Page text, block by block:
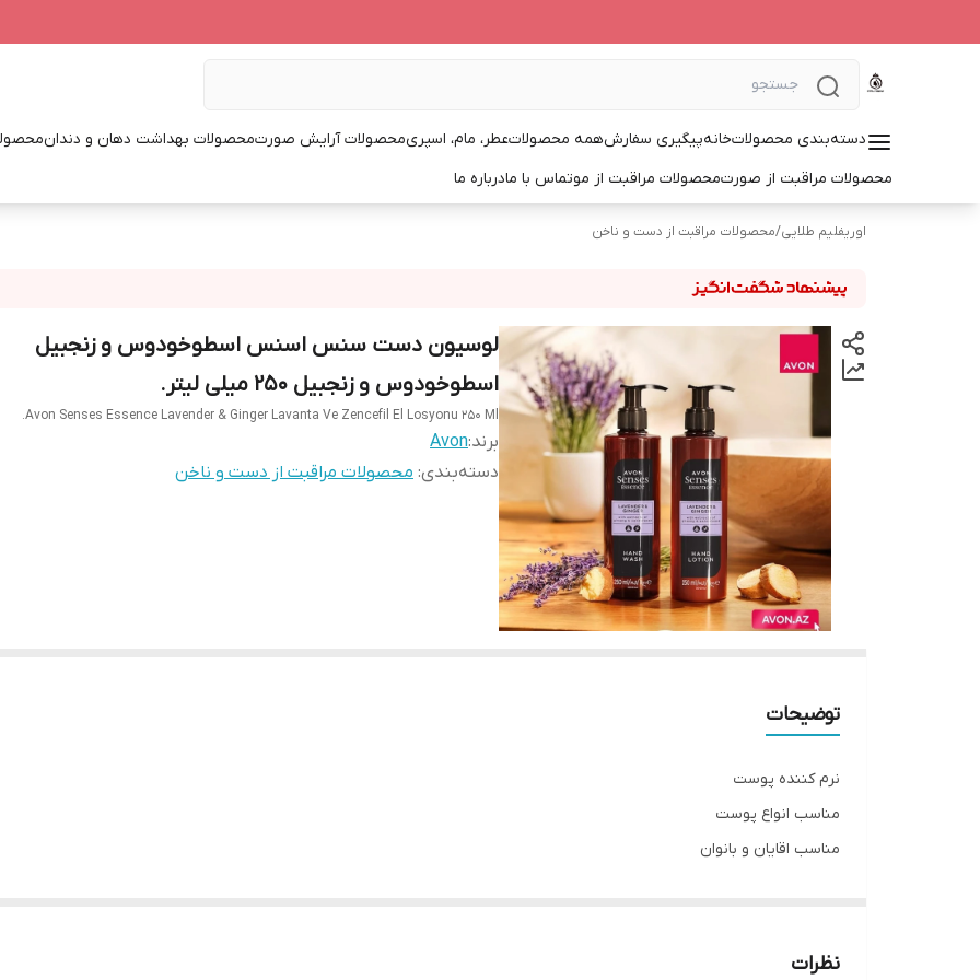
دسته‌بندی محصولاتخانهپیگیری سفارشهمه محصولاتعطر، مام، اسپریمحصولات آرایش صورتمحصولات بهداشت دهان و دندان
محصولات مراقبت از صورتمحصولات مراقبت از موتماس با مادرباره ما
اوریفلیم طلایی/محصولات مراقبت از دست و ناخن
لوسیون دست سنس اسنس اسطوخودوس و زنجبیل
اسطوخودوس و زنجبیل 250 میلی لیتر.
Avon Senses Essence Lavender & Ginger Lavanta Ve Zencefil El Losyonu 250 Ml.
برند:Avon
دسته‌بندی: محصولات مراقبت از دست و ناخن
توضیحات
نرم کننده پوست
مناسب انواع پوست
مناسب اقایان و بانوان
حاوی عصاره جینسینگ و چوب صندل
نظرات